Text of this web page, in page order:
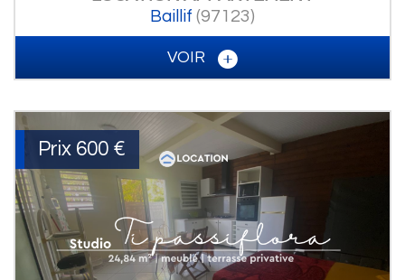
Baillif (97123)
VOIR
Prix 600 €